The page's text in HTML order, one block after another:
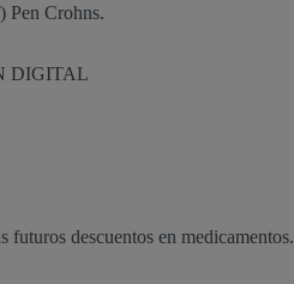
Pen Crohns.
DIGITAL
futuros descuentos en medicamentos.